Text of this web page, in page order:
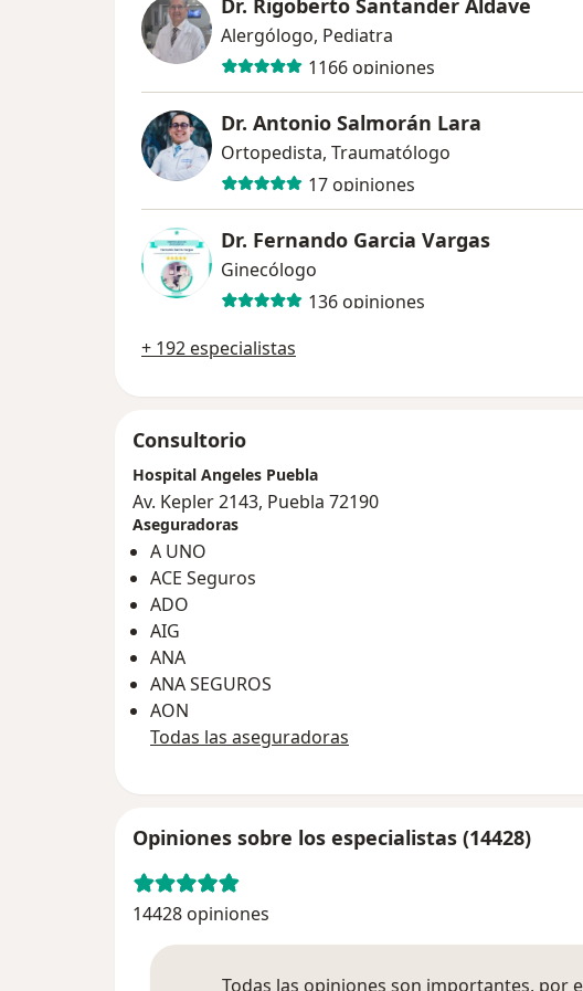
Dr. Rigoberto Santander Aldave
Alergólogo, Pediatra
1166 opiniones
Dr. Antonio Salmorán Lara
Ortopedista, Traumatólogo
17 opiniones
Dr. Fernando Garcia Vargas
Ginecólogo
136 opiniones
+ 192 especialistas
Consultorio
Hospital Angeles Puebla
Av. Kepler 2143, Puebla 72190
Aseguradoras
A UNO
ACE Seguros
ADO
AIG
ANA
ANA SEGUROS
AON
Todas las aseguradoras
Opiniones sobre los especialistas (14428)
14428 opiniones
Todas las opiniones son importantes, por